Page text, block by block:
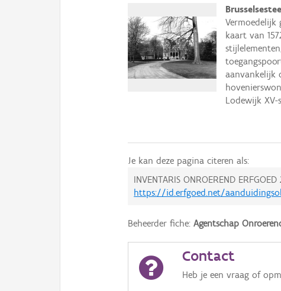
kaart van
aanvankelijk
Lodewijk XV-
Je kan deze pagina citeren als:
INVENTARIS ONROEREND
https://id.erfgoed.net/
Beheerder fiche:Agentschap
Contact
Heb je een vraag of